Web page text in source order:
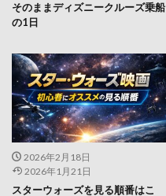
そのままディズニークルーズ乗船
の1日
2026年2月18日
2026年1月21日
スターウォーズを見る順番はこ